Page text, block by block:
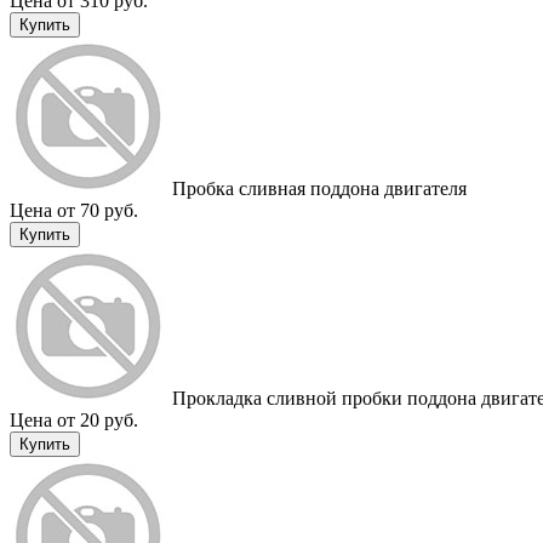
Купить
Пробка сливная поддона двигателя
Цена от 70 руб.
Купить
Прокладка сливной пробки поддона
Цена от 20 руб.
Купить